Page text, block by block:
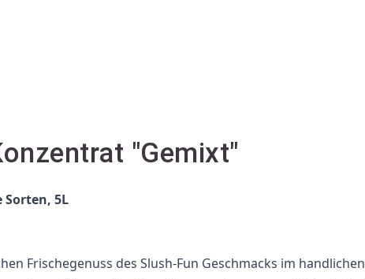
"Gemixt"
Sorten, 5L
Frischegenuss des Slush-Fun Geschmacks im